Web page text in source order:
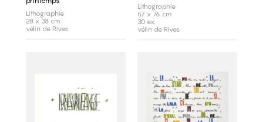
Lithographie
28 x 38 cm
vélin de Rives
Lithographie
57 x 76 cm
30 ex.
vélin de Rives